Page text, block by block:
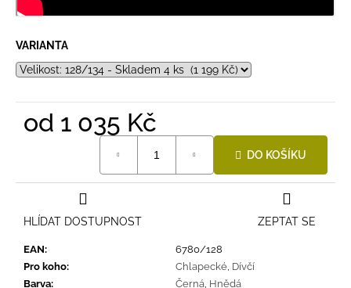
VARIANTA
od 1 035 Kč
DO KOŠÍKU
EAN:
6780/128
Pro koho: Chlapecké, Dívčí
Barva: Černá, Hnědá
ZEPTAT SE
HLÍDAT DOSTUPNOST